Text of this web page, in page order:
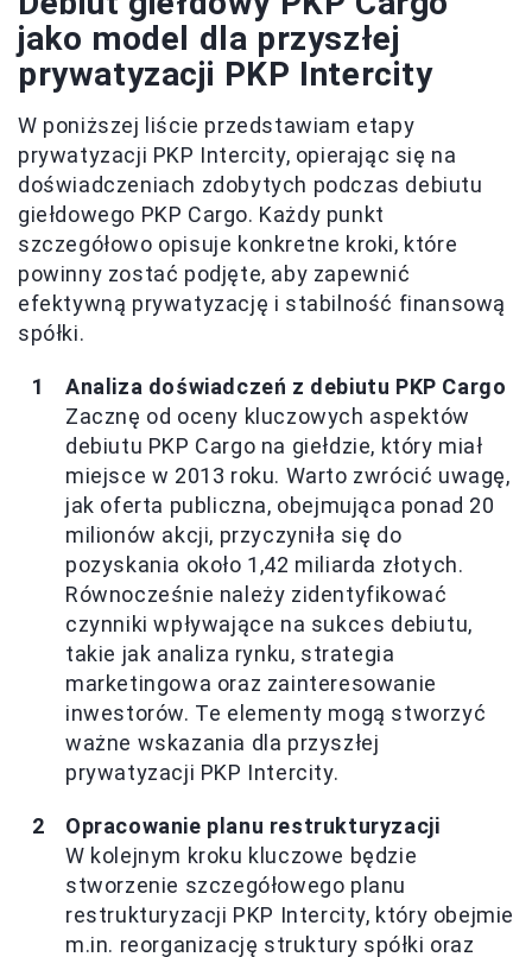
jako model dla przyszłej
prywatyzacji PKP Intercity
W poniższej liście przedstawiam etapy
prywatyzacji PKP Intercity, opierając się na
doświadczeniach zdobytych podczas debiutu
giełdowego PKP Cargo. Każdy punkt
szczegółowo opisuje konkretne kroki, które
powinny zostać podjęte, aby zapewnić
efektywną prywatyzację i stabilność finansową
spółki.
Analiza doświadczeń z debiutu PKP Cargo
Zacznę od oceny kluczowych aspektów
debiutu PKP Cargo na giełdzie, który miał
miejsce w 2013 roku. Warto zwrócić uwagę,
jak oferta publiczna, obejmująca ponad 20
milionów akcji, przyczyniła się do
pozyskania około 1,42 miliarda złotych.
Równocześnie należy zidentyfikować
czynniki wpływające na sukces debiutu,
takie jak analiza rynku, strategia
marketingowa oraz zainteresowanie
inwestorów. Te elementy mogą stworzyć
ważne wskazania dla przyszłej
prywatyzacji PKP Intercity.
Opracowanie planu restrukturyzacji
W kolejnym kroku kluczowe będzie
stworzenie szczegółowego planu
restrukturyzacji PKP Intercity, który obejmie
m.in. reorganizację struktury spółki oraz